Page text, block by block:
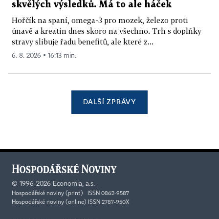
skvělých výsledků. Má to ale háček
Hořčík na spaní, omega-3 pro mozek, železo proti
únavě a kreatin dnes skoro na všechno. Trh s doplňky
stravy slibuje řadu benefitů, ale které z...
6. 8. 2026 ▪ 16:13 min.
DALŠÍ ZPRÁVY
© 1996-2026 Economia, a.s.
Hospodářské noviny (print) ISSN 0862-9587
Hospodářské noviny (online) ISSN 2787-950X